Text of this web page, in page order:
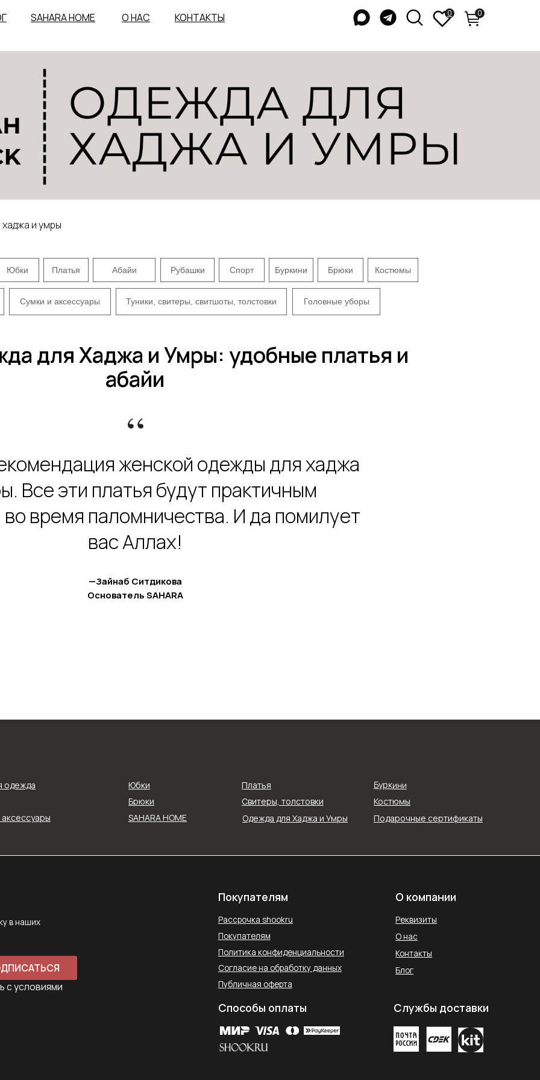
КОНТАКТЫ
О НАС
SAHARA HOME 0
0
и умры
Головные уборы
Спорт Буркини
Сумки и аксессуары
Юбки Платья Абайи Рубашки Брюки
Туники, свитеры, свитшоты, толстовки
Костюмы
для Хаджа и Умры: удобные платья и
абайи
“
женской одежды для хаджа
Все эти платья будут практичным
время паломничества. И да помилует
вас Аллах!
—Зайнаб Ситдикова
Основатель SAHARA
одежда
Юбки
Брюки
SAHARA HOME
Платья
Свитеры, толстовки
Буркини
Костюмы
Подарочные сертификаты
Одежда для Хаджа и Умры
Рассрочка shookru
О компании
Реквизиты
450097, Республика Башкортостан, Уфа,
Телефон для связи в WhatsApp
saharawear@yandex.ru
Службы доставки
Способы оплаты